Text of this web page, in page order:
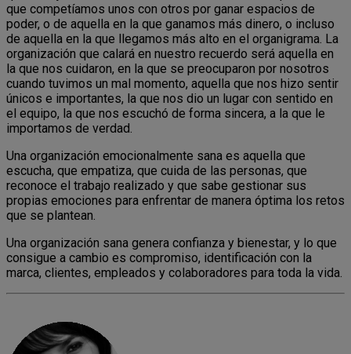
que competíamos unos con otros por ganar espacios de
poder, o de aquella en la que ganamos más dinero, o incluso
de aquella en la que llegamos más alto en el organigrama. La
organización que calará en nuestro recuerdo será aquella en
la que nos cuidaron, en la que se preocuparon por nosotros
cuando tuvimos un mal momento, aquella que nos hizo sentir
únicos e importantes, la que nos dio un lugar con sentido en
el equipo, la que nos escuchó de forma sincera, a la que le
importamos de verdad.
Una organización emocionalmente sana es aquella que
escucha, que empatiza, que cuida de las personas, que
reconoce el trabajo realizado y que sabe gestionar sus
propias emociones para enfrentar de manera óptima los retos
que se plantean.
Una organización sana genera confianza y bienestar, y lo que
consigue a cambio es compromiso, identificación con la
marca, clientes, empleados y colaboradores para toda la vida.